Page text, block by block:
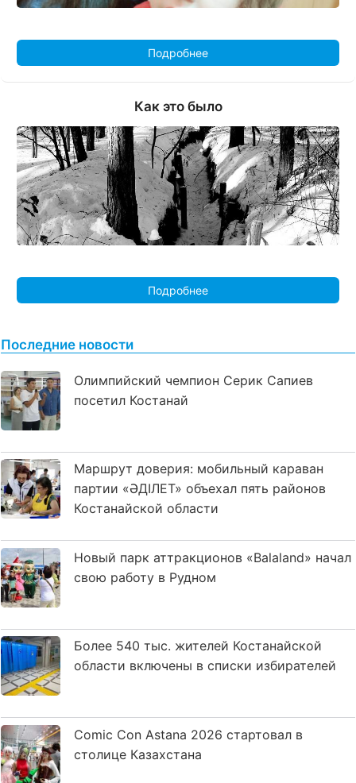
Подробнее
Как это было
Подробнее
Последние новости
Олимпийский чемпион Серик Сапиев
посетил Костанай
Маршрут доверия: мобильный караван
партии «ӘДІЛЕТ» объехал пять районов
Костанайской области
Новый парк аттракционов «Balaland» начал
свою работу в Рудном
Более 540 тыс. жителей Костанайской
области включены в списки избирателей
Comic Con Astana 2026 стартовал в
столице Казахстана